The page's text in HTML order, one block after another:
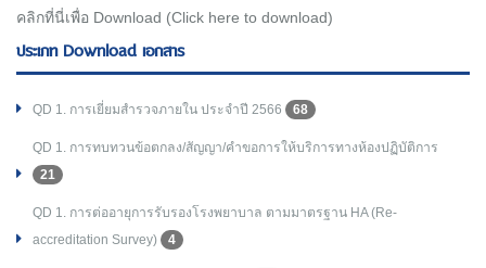
คลิกที่นี่เพื่อ Download (Click here to download)
ประเภท Download เอกสาร
QD 1. การเยี่ยมสำรวจภายใน ประจำปี 2566 68
QD 1. การทบทวนข้อตกลง/สัญญา/คำขอการให้บริการทางห้องปฏิบัติการ
21
QD 1. การต่ออายุการรับรองโรงพยาบาล ตามมาตรฐาน HA (Re-
accreditation Survey)
4